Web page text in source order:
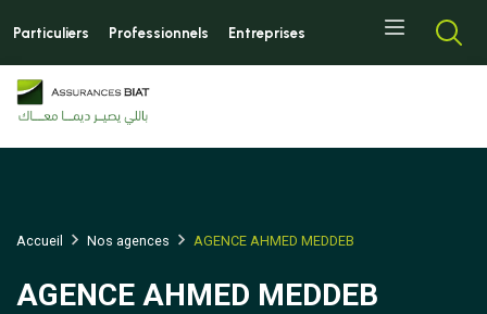
au
principal
Top
menu
Particuliers Professionnels Entreprises
Accueil Nos agences AGENCE AHMED MEDDEB
AGENCE AHMED MEDDEB